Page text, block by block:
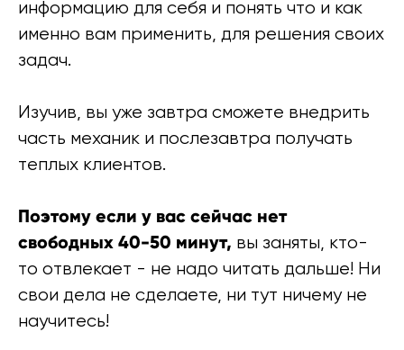
информацию для себя и понять что и как
именно вам применить, для решения своих
задач.
Изучив, вы уже завтра сможете внедрить
часть механик и послезавтра получать
теплых клиентов.
Поэтому если у вас сейчас нет
свободных 40-50 минут, вы заняты, кто-
то отвлекает - не надо читать дальше! Ни
свои дела не сделаете, ни тут ничему не
научитесь!